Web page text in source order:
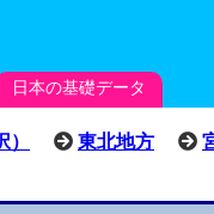
日本の基礎データ
東北地方